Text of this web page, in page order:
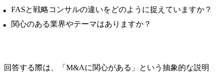
FASと戦略コンサルの違いをどのように捉えていますか？
関心のある業界やテーマはありますか？
回答する際は、「M&Aに関心がある」という抽象的な説明